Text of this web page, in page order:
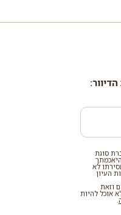
סוגת
לא
העיון
וזאת
אוכל להיות